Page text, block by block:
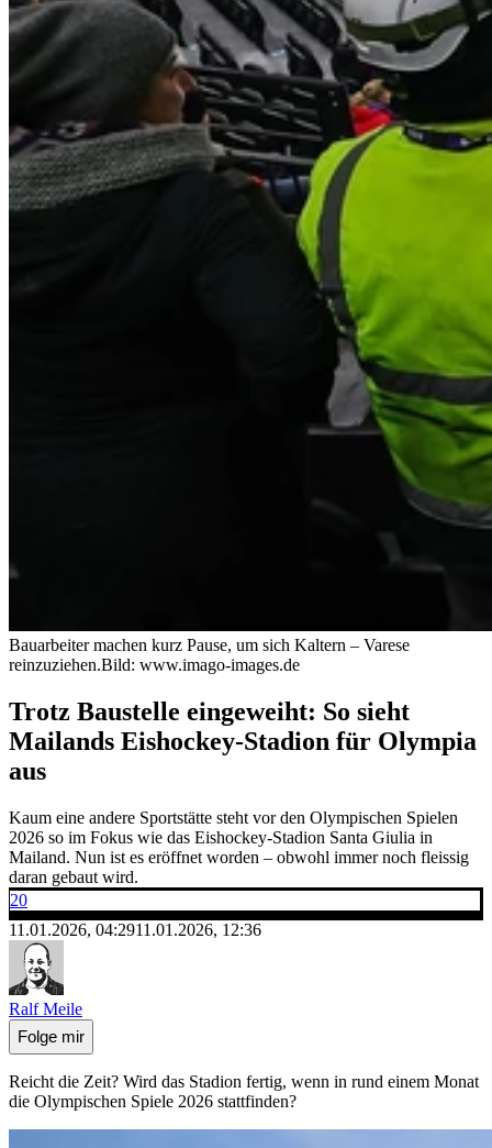
Bauarbeiter machen kurz Pause, um sich Kaltern – Varese
reinzuziehen.Bild: www.imago-images.de
Trotz Baustelle eingeweiht: So sieht
Mailands Eishockey-Stadion für Olympia
aus
Kaum eine andere Sportstätte steht vor den Olympischen Spielen
2026 so im Fokus wie das Eishockey-Stadion Santa Giulia in
Mailand. Nun ist es eröffnet worden – obwohl immer noch fleissig
daran gebaut wird.
20
11.01.2026, 04:2911.01.2026, 12:36
Ralf Meile
Folge mir
Reicht die Zeit? Wird das Stadion fertig, wenn in rund einem Monat
die Olympischen Spiele 2026 stattfinden?